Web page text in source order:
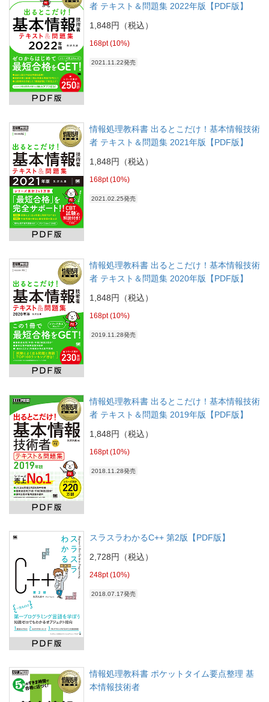
者 テキスト＆問題集 2022年版【PDF版】
1,848円（税込）
168pt (10%)
2021.11.22発売
情報処理教科書 出るとこだけ！基本情報技術
者 テキスト＆問題集 2021年版【PDF版】
1,848円（税込）
168pt (10%)
2021.02.25発売
情報処理教科書 出るとこだけ！基本情報技術
者 テキスト＆問題集 2020年版【PDF版】
1,848円（税込）
168pt (10%)
2019.11.28発売
情報処理教科書 出るとこだけ！基本情報技術
者 テキスト＆問題集 2019年版【PDF版】
1,848円（税込）
168pt (10%)
2018.11.28発売
スラスラわかるC++ 第2版【PDF版】
2,728円（税込）
248pt (10%)
2018.07.17発売
情報処理教科書 ポケットタイム要点整理 基
本情報技術者